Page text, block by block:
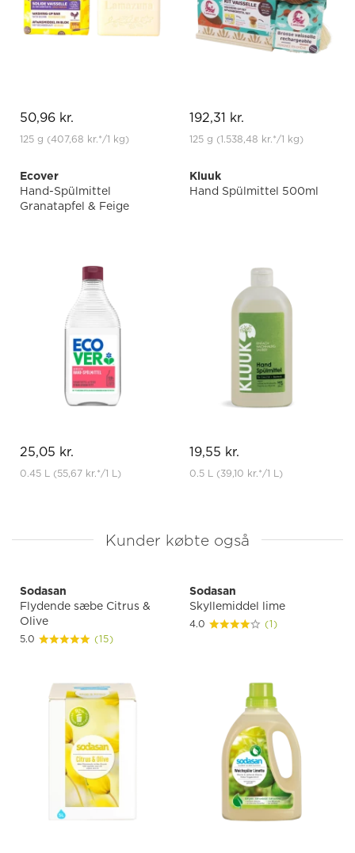
50,96 kr.
125 g (407,68 kr.*/1 kg)
192,31 kr.
125 g (1.538,48 kr.*/1 kg)
Ecover
Hand-Spülmittel
Granatapfel & Feige
25,05 kr.
0.45 L (55,67 kr.*/1 L)
Kluuk
Hand Spülmittel 500ml
19,55 kr.
0.5 L (39,10 kr.*/1 L)
Kunder købte også
Sodasan
Flydende sæbe Citrus &
Olive
5.0 (15)
Sodasan
Skyllemiddel lime
4.0 (1)